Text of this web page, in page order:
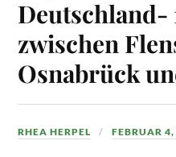
Deutschland-
zwischen
Osnabrück
RHEA HERPEL FEBRUAR